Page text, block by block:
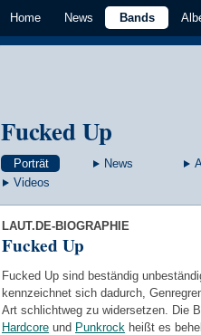
Home News Bands
Fucked Up
Porträt News
Videos
LAUT.DE-BIOGRAPHIE
Fucked Up
Fucked Up sind beständig
kennzeichnet sich dadurch,
Art schlichtweg zu widersetzen. Die
Hardcore und Punkrock heißt es